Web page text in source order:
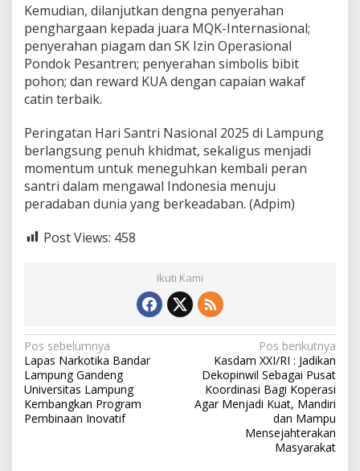
Kemudian, dilanjutkan dengna penyerahan
penghargaan kepada juara MQK-Internasional;
penyerahan piagam dan SK Izin Operasional
Pondok Pesantren; penyerahan simbolis bibit
pohon; dan reward KUA dengan capaian wakaf
catin terbaik.
Peringatan Hari Santri Nasional 2025 di Lampung
berlangsung penuh khidmat, sekaligus menjadi
momentum untuk meneguhkan kembali peran
santri dalam mengawal Indonesia menuju
peradaban dunia yang berkeadaban. (Adpim)
Post Views: 458
Ikuti Kami
N
a
v
i
Pos sebelumnya
Lapas Narkotika Bandar
Lampung Gandeng
Universitas Lampung
Kembangkan Program
Pembinaan Inovatif
Pos berikutnya
Kasdam XXI/RI : Jadikan
Dekopinwil Sebagai Pusat
Koordinasi Bagi Koperasi
Agar Menjadi Kuat, Mandiri
dan Mampu
Mensejahterakan
Masyarakat